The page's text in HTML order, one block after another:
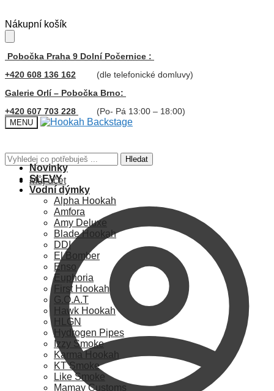
Skip
to
navigation
Skip
to
content
Nákupní košík
Pobočka Praha 9 Dolní Počernice :
+420 608 136 162
(dle telefonické domluvy)
Galerie Orlí – Pobočka Brno:
+420 607 703 228
(Po- Pá 13:00 – 18:00)
MENU
Hledat: Hledat
Můj účet
Novinky
SLEVY
Vodní dýmky
Alpha Hookah
Amfora
Amy Deluxe
Blade Hookah
DDI
El Bomber
Enso
Euphoria
First Hookah
G.O.A.T
Hawk Hookah
HLGN
Hydrogen Pipes
Izzy Smoke
Karma Hookah
KT Smoke
Like Smoke
Mamay Customs